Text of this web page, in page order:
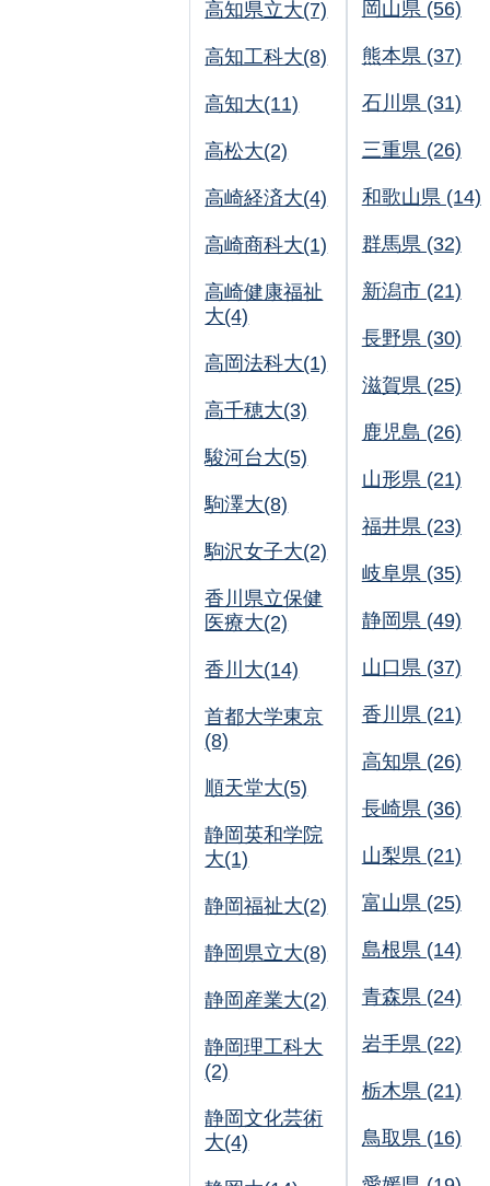
高知県立大(7)
高知工科大(8)
高知大(11)
高松大(2)
高崎経済大(4)
高崎商科大(1)
高崎健康福祉
大(4)
高岡法科大(1)
高千穂大(3)
駿河台大(5)
駒澤大(8)
駒沢女子大(2)
香川県立保健
医療大(2)
香川大(14)
首都大学東京
(8)
順天堂大(5)
静岡英和学院
大(1)
静岡福祉大(2)
静岡県立大(8)
静岡産業大(2)
静岡理工科大
(2)
静岡文化芸術
大(4)
岡山県 (56)
熊本県 (37)
石川県 (31)
三重県 (26)
和歌山県 (14)
群馬県 (32)
新潟市 (21)
長野県 (30)
滋賀県 (25)
鹿児島 (26)
山形県 (21)
福井県 (23)
岐阜県 (35)
静岡県 (49)
山口県 (37)
香川県 (21)
高知県 (26)
長崎県 (36)
山梨県 (21)
富山県 (25)
島根県 (14)
青森県 (24)
岩手県 (22)
栃木県 (21)
鳥取県 (16)